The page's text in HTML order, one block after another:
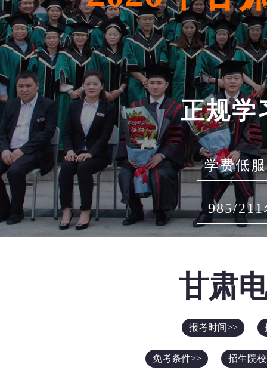
正规学
学费低
985/211
甘肃
报考时间>>
免考条件>> 招生院